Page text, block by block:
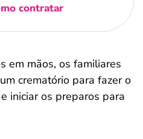
contratar
em mãos, os familiares
crematório para fazer o
iniciar os preparos para